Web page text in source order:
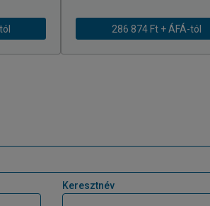
286 874 Ft + ÁFÁ-tól
Keresztnév